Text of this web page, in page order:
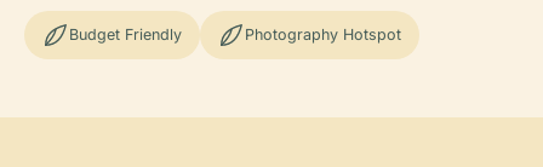
Budget Friendly Photography Hotspot